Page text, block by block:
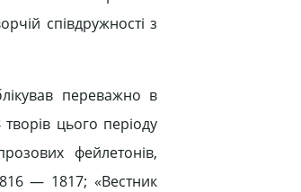
співдружності з
переважно в
цього періоду
фейлетонів,
— 1817; «Вестник